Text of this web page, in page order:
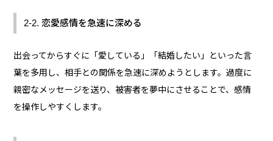
2-2. 恋愛感情を急速に深める
出会ってからすぐに「愛している」「結婚したい」といった言
葉を多用し、相手との関係を急速に深めようとします。過度に
親密なメッセージを送り、被害者を夢中にさせることで、感情
を操作しやすくします。